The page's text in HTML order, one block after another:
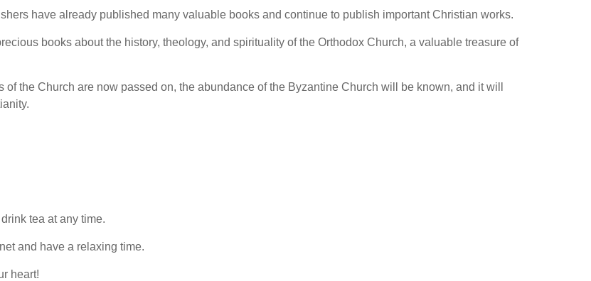
have already published many valuable books and continue to publish important Christian works.
books about the history, theology, and spirituality of the Orthodox Church, a valuable treasure of
the Church are now passed on, the abundance of the Byzantine Church will be known, and it will
tea at any time.
and have a relaxing time.
heart!